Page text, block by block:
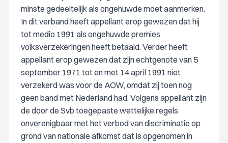
minste gedeeltelijk als ongehuwde moet aanmerken.
In dit verband heeft appellant erop gewezen dat hij
tot medio 1991 als ongehuwde premies
volksverzekeringen heeft betaald. Verder heeft
appellant erop gewezen dat zijn echtgenote van 5
september 1971 tot en met 14 april 1991 niet
verzekerd was voor de AOW, omdat zij toen nog
geen band met Nederland had. Volgens appellant zijn
de door de Svb toegepaste wettelijke regels
onverenigbaar met het verbod van discriminatie op
grond van nationale afkomst dat is opgenomen in